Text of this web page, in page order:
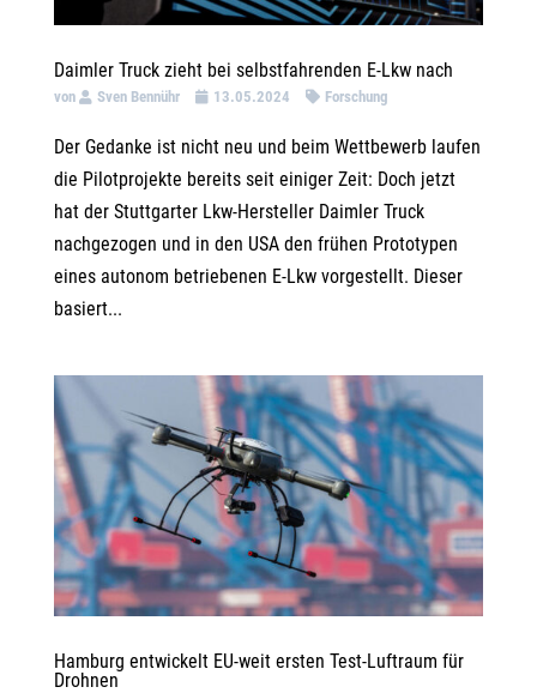
Daimler Truck zieht bei selbstfahrenden E-Lkw nach
von Sven Bennühr 13.05.2024 Forschung
Der Gedanke ist nicht neu und beim Wettbewerb laufen
die Pilotprojekte bereits seit einiger Zeit: Doch jetzt
hat der Stuttgarter Lkw-Hersteller Daimler Truck
nachgezogen und in den USA den frühen Prototypen
eines autonom betriebenen E-Lkw vorgestellt. Dieser
basiert...
Hamburg entwickelt EU-weit ersten Test-Luftraum für
Drohnen